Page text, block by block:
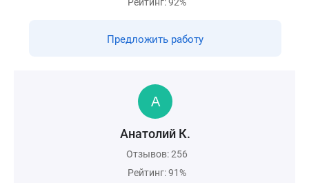
Предложить работу
Анатолий К.
Отзывов: 256
Рейтинг: 91%